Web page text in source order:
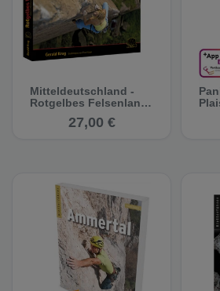
Mitteldeutschland -
Rotgelbes Felsenland
Boulderführer
27,00 €